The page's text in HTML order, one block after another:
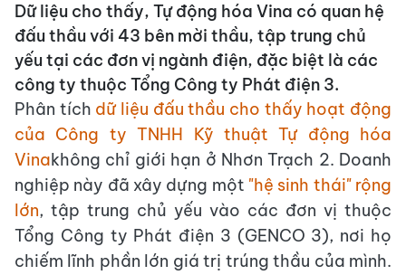
Dữ liệu cho thấy, Tự động hóa Vina có quan hệ
đấu thầu với 43 bên mời thầu, tập trung chủ
yếu tại các đơn vị ngành điện, đặc biệt là các
công ty thuộc Tổng Công ty Phát điện 3.
Phân tích dữ liệu đấu thầu cho thấy hoạt động
của Công ty TNHH Kỹ thuật Tự động hóa
Vinakhông chỉ giới hạn ở Nhơn Trạch 2. Doanh
nghiệp này đã xây dựng một "hệ sinh thái" rộng
lớn, tập trung chủ yếu vào các đơn vị thuộc
Tổng Công ty Phát điện 3 (GENCO 3), nơi họ
chiếm lĩnh phần lớn giá trị trúng thầu của mình.